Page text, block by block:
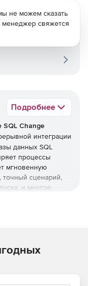
Подробнее
SQL Change
интеграции
данных SQL
процессы
мгновенную
точный сценарий,
и многое
базу данных.
и
не можем сказать
менеджер свяжется